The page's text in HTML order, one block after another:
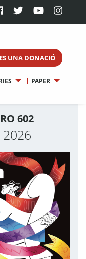
UNA DONACIÓ
PAPER
602
2026